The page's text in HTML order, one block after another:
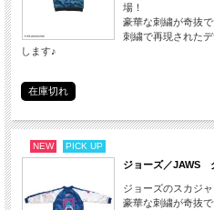
場！
豪華な刺繍が奇抜
刺繍で再現された
します♪
在庫切れ
NEW PICK UP
ジョーズ／JAWS
ジョーズのスカジャ
豪華な刺繍が奇抜